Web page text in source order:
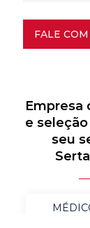
FALE
e
seu